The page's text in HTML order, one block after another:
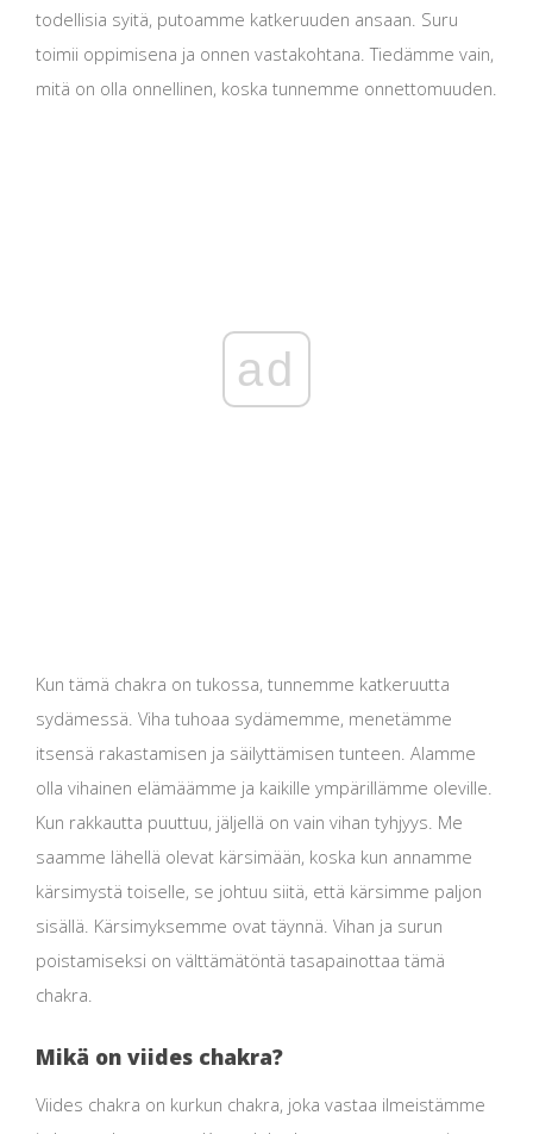
todellisia syitä, putoamme katkeruuden ansaan. Suru
toimii oppimisena ja onnen vastakohtana. Tiedämme vain,
mitä on olla onnellinen, koska tunnemme onnettomuuden.
ad
Kun tämä chakra on tukossa, tunnemme katkeruutta
sydämessä. Viha tuhoaa sydämemme, menetämme
itsensä rakastamisen ja säilyttämisen tunteen. Alamme
olla vihainen elämäämme ja kaikille ympärillämme oleville.
Kun rakkautta puuttuu, jäljellä on vain vihan tyhjyys. Me
saamme lähellä olevat kärsimään, koska kun annamme
kärsimystä toiselle, se johtuu siitä, että kärsimme paljon
sisällä. Kärsimyksemme ovat täynnä. Vihan ja surun
poistamiseksi on välttämätöntä tasapainottaa tämä
chakra.
Mikä on viides chakra?
Viides chakra on kurkun chakra, joka vastaa ilmeistämme